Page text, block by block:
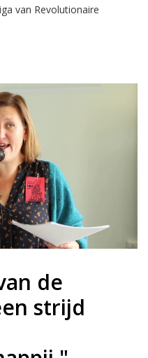
van Revolutionaire
de
strijd